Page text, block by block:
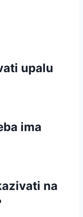
upalu
ima
na